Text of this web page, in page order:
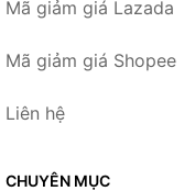
Mã giảm giá Lazada
Mã giảm giá Shopee
Liên hệ
CHUYÊN MỤC